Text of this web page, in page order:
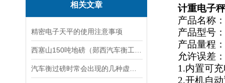
相关文章
精密电子天平的使用注意事项
计重电子
产品名称：
产品型号
产品量程
允许误差
1.内置可
2.开机自